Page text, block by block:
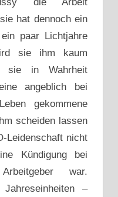
hat dennoch ein
paar Lichtjahre
sie ihm kaum
sie in Wahrheit
angeblich bei
gekommene
scheiden lassen
Leidenschaft nicht
Kündigung bei
war.
–